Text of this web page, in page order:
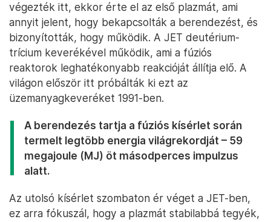
végezték itt, ekkor érte el az első plazmát, ami
annyit jelent, hogy bekapcsolták a berendezést, és
bizonyították, hogy működik. A JET deutérium-
trícium keverékével működik, ami a fúziós
reaktorok leghatékonyabb reakcióját állítja elő. A
világon először itt próbálták ki ezt az
üzemanyagkeveréket 1991-ben.
A berendezés tartja a fúziós kísérlet során
termelt legtöbb energia világrekordját – 59
megajoule (MJ) öt másodperces impulzus
alatt.
Az utolsó kísérlet szombaton ér véget a JET-ben,
ez arra fókuszál, hogy a plazmát stabilabbá tegyék,